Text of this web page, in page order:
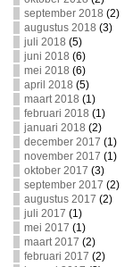
september 2018 (2)
augustus 2018 (3)
juli 2018 (5)
juni 2018 (6)
mei 2018 (6)
april 2018 (5)
maart 2018 (1)
februari 2018 (1)
januari 2018 (2)
december 2017 (1)
november 2017 (1)
oktober 2017 (3)
september 2017 (2)
augustus 2017 (2)
juli 2017 (1)
mei 2017 (1)
maart 2017 (2)
februari 2017 (2)